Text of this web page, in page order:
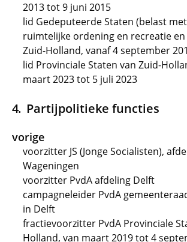
2013 tot 9 juni 2015
lid Gedeputeerde Staten (belast
ruimtelijke ordening en recreatie
Zuid-Holland, vanaf 4 september
lid Provinciale Staten van Zuid-
maart 2023 tot 5 juli 2023
Partijpolitieke functies
vorige
voorzitter JS (Jonge Socialisten),
Wageningen
voorzitter PvdA afdeling Delft
campagneleider PvdA
in Delft
fractievoorzitter PvdA Provinciale
Holland, van maart 2019 tot 4